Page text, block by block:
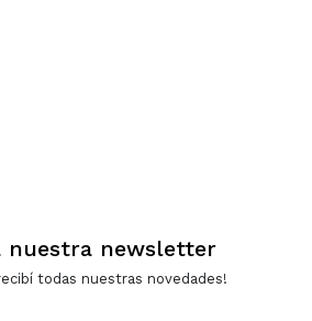
nuestra newsletter
todas nuestras novedades!